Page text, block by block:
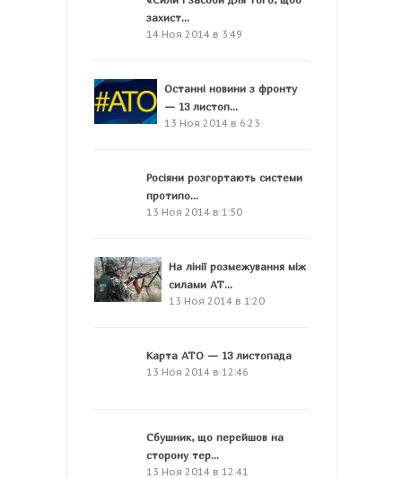
захист...
14 Ноя 2014 в 3:49
Останні новини з фронту
— 13 листоп...
13 Ноя 2014 в 6:23
Росіяни розгортають системи
протипо...
13 Ноя 2014 в 1:50
На лінії розмежування між
силами АТ...
13 Ноя 2014 в 1:20
Карта АТО — 13 листопада
13 Ноя 2014 в 12:46
Сбушник, що перейшов на
сторону тер...
13 Ноя 2014 в 12:41